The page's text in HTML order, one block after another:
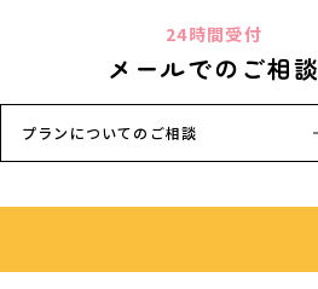
24時間受付
メールでのご相談
プランについてのご相談